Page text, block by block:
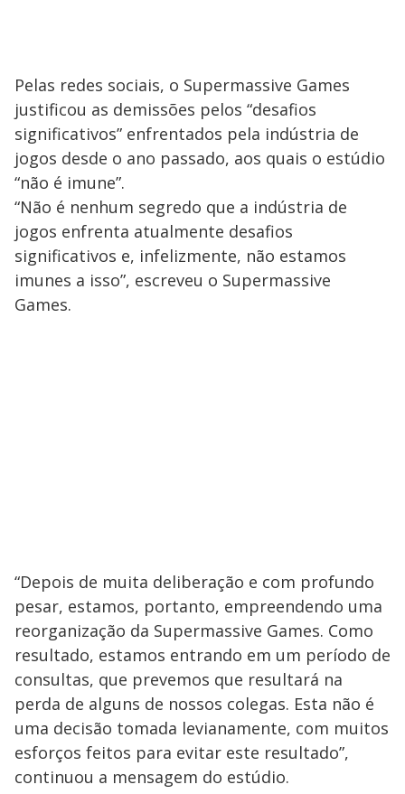
Pelas redes sociais, o Supermassive Games
justificou as demissões pelos “desafios
significativos” enfrentados pela indústria de
jogos desde o ano passado, aos quais o estúdio
“não é imune”.
“Não é nenhum segredo que a indústria de
jogos enfrenta atualmente desafios
significativos e, infelizmente, não estamos
imunes a isso”, escreveu o Supermassive
Games.
“Depois de muita deliberação e com profundo
pesar, estamos, portanto, empreendendo uma
reorganização da Supermassive Games. Como
resultado, estamos entrando em um período de
consultas, que prevemos que resultará na
perda de alguns de nossos colegas. Esta não é
uma decisão tomada levianamente, com muitos
esforços feitos para evitar este resultado”,
continuou a mensagem do estúdio.